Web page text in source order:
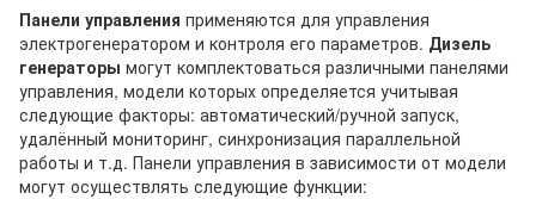
Панели управления применяются для управления
электрогенератором и контроля его параметров. Дизель
генераторы могут комплектоваться различными панелями
управления, модели которых определяется учитывая
следующие факторы: автоматический/ручной запуск,
удалённый мониторинг, синхронизация параллельной
работы и т.д. Панели управления в зависимости от модели
могут осуществлять следующие функции: